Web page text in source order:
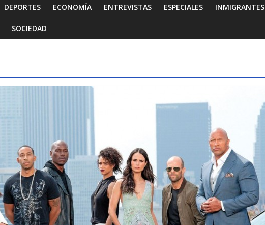
DEPORTES ECONOMÍA ENTREVISTAS ESPECIALES INMIGRANTES
SOCIEDAD